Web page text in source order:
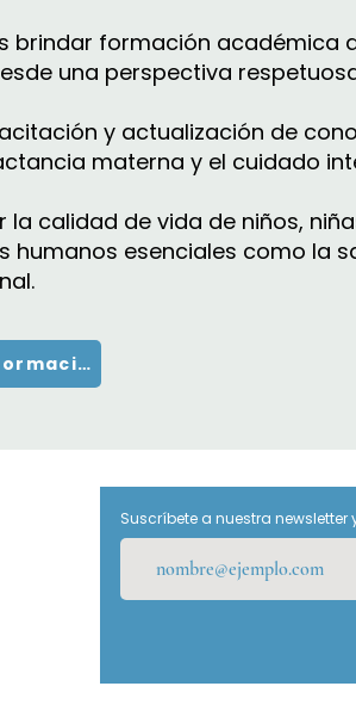
brindar formación
una perspectiva
y actualización de
materna y el cuidado
la calidad de vida de niños,
humanos esenciales como la
Conoce nuestras formaciones
Suscríbete a nuestra newsletter